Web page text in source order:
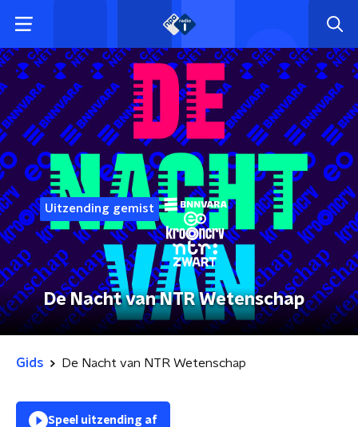
Uitzending gemist
De Nacht van NTR Wetenschap
Gids De Nacht van NTR Wetenschap
Speel uitzending af